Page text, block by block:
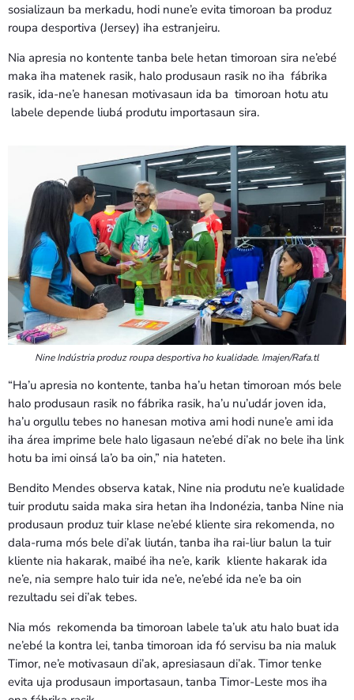
sosializaun ba merkadu, hodi nune’e evita timoroan ba produz
roupa desportiva (Jersey) iha estranjeiru.
Nia apresia no kontente tanba bele hetan timoroan sira ne’ebé
maka iha matenek rasik, halo produsaun rasik no iha fábrika
rasik, ida-ne’e hanesan motivasaun ida ba timoroan hotu atu
labele depende liubá produtu importasaun sira.
Nine Indústria produz roupa desportiva ho kualidade. Imajen/Rafa.tl
“Ha’u apresia no kontente, tanba ha’u hetan timoroan mós bele
halo produsaun rasik no fábrika rasik, ha’u nu’udár joven ida,
ha’u orgullu tebes no hanesan motiva ami hodi nune’e ami ida
iha área imprime bele halo ligasaun ne’ebé di’ak no bele iha link
hotu ba imi oinsá la’o ba oin,” nia hateten.
Bendito Mendes observa katak, Nine nia produtu ne’e kualidade
tuir produtu saida maka sira hetan iha Indonézia, tanba Nine nia
produsaun produz tuir klase ne’ebé kliente sira rekomenda, no
dala-ruma mós bele di’ak liután, tanba iha rai-liur balun la tuir
kliente nia hakarak, maibé iha ne’e, karik kliente hakarak ida
ne’e, nia sempre halo tuir ida ne’e, ne’ebé ida ne’e ba oin
rezultadu sei di’ak tebes.
Nia mós rekomenda ba timoroan labele ta’uk atu halo buat ida
ne’ebé la kontra lei, tanba timoroan ida fó servisu ba nia maluk
Timor, ne’e motivasaun di’ak, apresiasaun di’ak. Timor tenke
evita uja produsaun importasaun, tanba Timor-Leste mos iha